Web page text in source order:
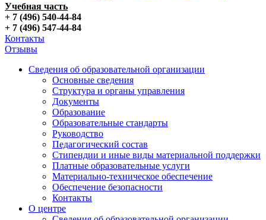
Учебная часть
+ 7 (496) 540-44-84
+ 7 (496) 547-44-84
Контакты
Отзывы
Сведения об образовательной организации
Основные сведения
Структура и органы управления
Документы
Образование
Образовательные стандарты
Руководство
Педагогический состав
Стипендии и иные виды материальной поддержки
Платные образовательные услуги
Материально-техническое обеспечение
Обеспечение безопасности
Контакты
О центре